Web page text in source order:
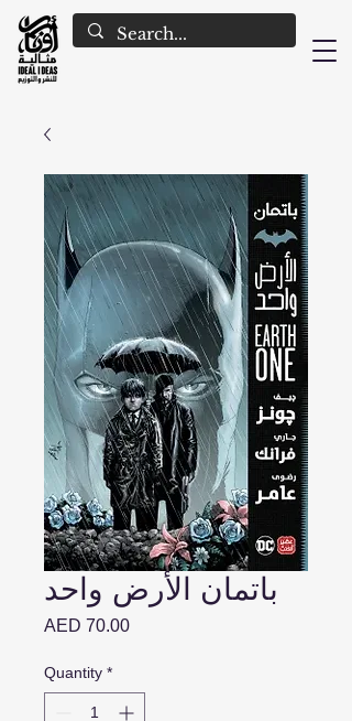
باتمان الأرض واحد
AED 70.00Price
Quantity *